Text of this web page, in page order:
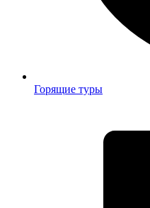
Горящие туры